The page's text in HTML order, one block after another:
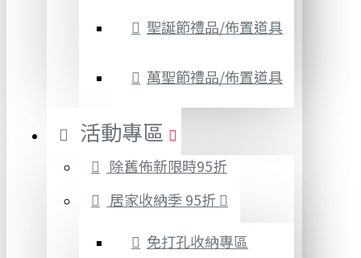
聖誕節禮品/佈置道具
萬聖節禮品/佈置道具
活動專區
除舊佈新限時95折
居家收納季 95折
免打孔收納專區